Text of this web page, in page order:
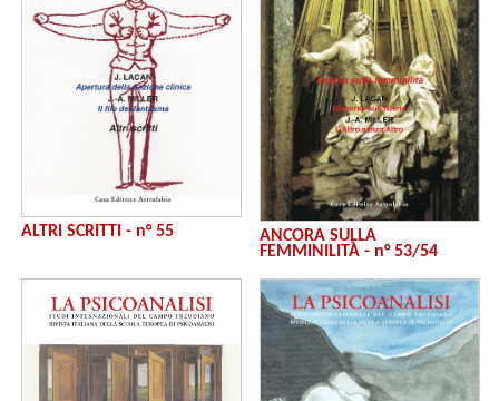
ALTRI SCRITTI - n° 55
ANCORA SULLA
FEMMINILITÀ - n° 53/54